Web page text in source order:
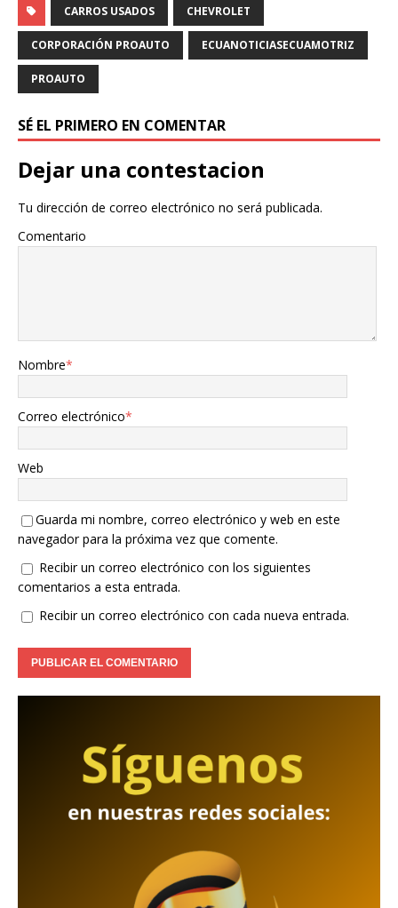
CARROS USADOS CHEVROLET
CORPORACIÓN PROAUTO ECUANOTICIASECUAMOTRIZ
PROAUTO
SÉ EL PRIMERO EN COMENTAR
Dejar una contestacion
Tu dirección de correo electrónico no será publicada.
Comentario
Nombre*
Correo electrónico*
Web
Guarda mi nombre, correo electrónico y web en este
navegador para la próxima vez que comente.
Recibir un correo electrónico con los siguientes
comentarios a esta entrada.
Recibir un correo electrónico con cada nueva entrada.